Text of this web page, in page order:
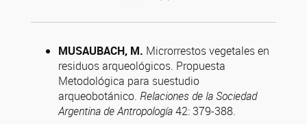
MUSAUBACH, M. Microrrestos vegetales en
residuos arqueológicos. Propuesta
Metodológica para suestudio
arqueobotánico. Relaciones de la Sociedad
Argentina de Antropología42: 379-388.